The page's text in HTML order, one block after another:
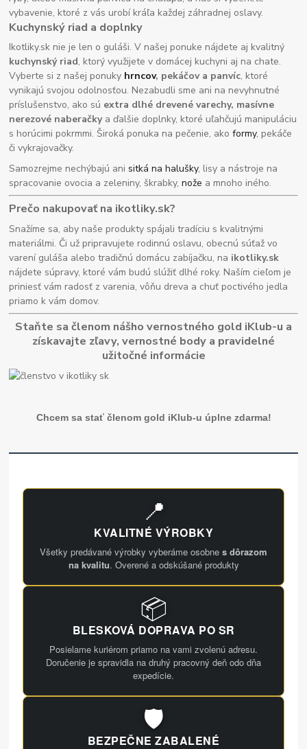
vybavenie, ktoré z vás urobí kráľa každej záhradnej oslavy.
Kuchynský riad a doplnky
Ikotliky.sk nie je len o guláši. V našej ponuke nájdete aj kvalitný
kuchynský riad, ktorý využijete v domácej kuchyni aj na chate.
Vyberte si z našej ponuky hrncov, pekáčov a panvíc, ktoré
vynikajú svojou odolnosťou. Nezabudli sme ani na nevyhnutné
príslušenstvo, ako sú extra dlhé drevené varechy, masívne
nerezové naberačkya ďalšie doplnky, ktoré uľahčujú manipuláciu
s horúcimi pokrmmi. Široká ponuka na pečenie, akoformy, pekáče
či vykrajovačky.
Samozrejme nechýbajú anisitká na halušky, lisy a nástroje na
spracovanie ovocia a zeleniny, škrabky,nože a mnoho iného.
Prečo nakupovať na ikotliky.sk?
Snažíme sa, aby naše produkty spájali tradíciu s kvalitnými
materiálmi. Či už pripravujete rodinnú oslavu, obecnú súťaž vo
varení guláša alebo tradičnú domácu zabíjačku, na ikotliky.sk
nájdete súpravy, ktoré vám budú slúžiť dlhé roky. Naším cieľom je
priniesť vám radosť z varenia, vôňu dreva a chuť poctivého jedla
priamo k vám domov.
Staňte sa členom nášho vernostného gold iKlub-u a
získavajte zľavy, vernostné body a pravidelné
užitočné informácie
Chcem sa stať členom gold iKlub-u úplne zdarma!
📍
KVALITNÉ VÝROBKY
Všetky predávané výrobky vyberáme osobne s dôrazom
na kvalitu. Overené a odskúšané produkty
📦
BLESKOVÁ DOPRAVA PO SR
Posielame kuriérom priamo na vami zvolenú adresu.
Doručenie je spravidla na druhý pracovný deň odo dňa
expedície.
🛡️
BEZPEČNE ZABALENÉ